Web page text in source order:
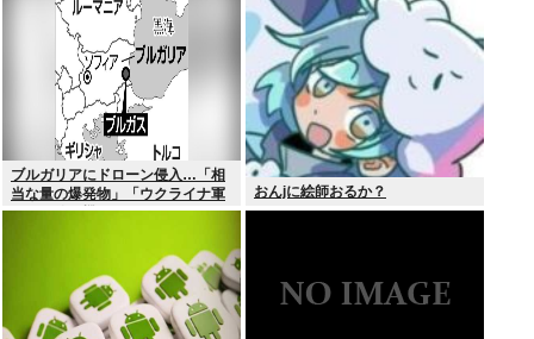
ブルガリアにドローン侵入…「相
当な量の爆発物」「ウクライナ軍
がよく使う機種」
おんjに絵師おるか？